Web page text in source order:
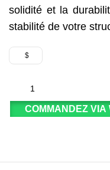
solidité et la
stabilité de votre
$
COMMANDEZ VIA